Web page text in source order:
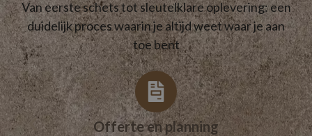
Van eerste schets tot sleutelklare oplevering: een
duidelijk proces waarin je altijd weet waar je aan
toe bent
Productie in eigen werkplaats